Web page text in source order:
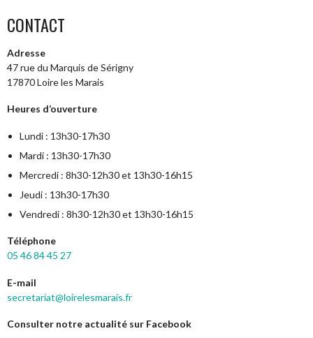
CONTACT
Adresse
47 rue du Marquis de Sérigny
17870 Loire les Marais
Heures d’ouverture
Lundi : 13h30-17h30
Mardi : 13h30-17h30
Mercredi : 8h30-12h30 et 13h30-16h15
Jeudi : 13h30-17h30
Vendredi : 8h30-12h30 et 13h30-16h15
Téléphone
05 46 84 45 27
E-mail
secretariat@loirelesmarais.fr
Consulter notre actualité sur Facebook